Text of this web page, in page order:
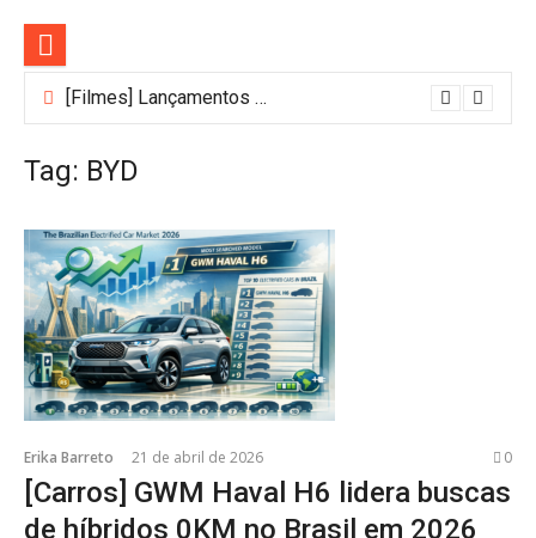
conteúdo
[Filmes] Lançamentos de agosto no Adrenalina Pura+ trazem ação e suspense
Tag: BYD
Erika Barreto 21 de abril de 2026 0
[Carros] GWM Haval H6 lidera buscas
de híbridos 0KM no Brasil em 2026